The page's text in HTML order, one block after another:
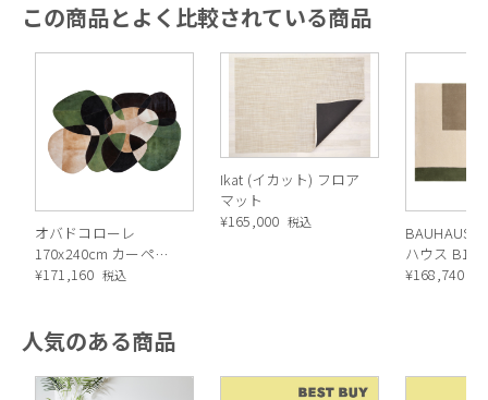
この商品とよく比較されている商品
オバドコローレ
170x240cm カーペッ
ト
¥171,160 税込
Ikat (イカット) フロア
マット
¥165,000 税込
BAUHAUS-
ハウス B1）
¥168,740
人気のある商品